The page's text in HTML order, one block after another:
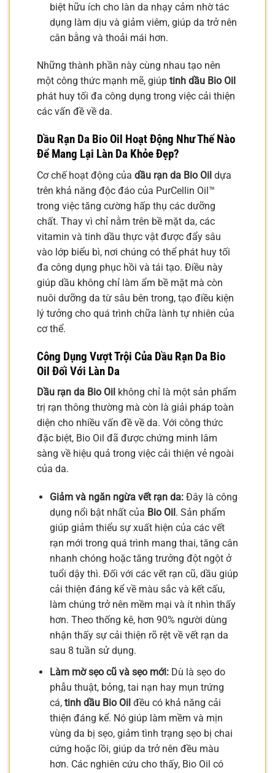
biệt hữu ích cho làn da nhạy cảm nhờ tác
dụng làm dịu và giảm viêm, giúp da trở nên
cân bằng và thoải mái hơn.
Những thành phần này cùng nhau tạo nên
một công thức mạnh mẽ, giúp tinh dầu Bio Oil
phát huy tối đa công dụng trong việc cải thiện
các vấn đề về da.
Dầu Rạn Da Bio Oil Hoạt Động Như Thế Nào
Để Mang Lại Làn Da Khỏe Đẹp?
Cơ chế hoạt động của dầu rạn da Bio Oil dựa
trên khả năng độc đáo của PurCellin Oil™
trong việc tăng cường hấp thụ các dưỡng
chất. Thay vì chỉ nằm trên bề mặt da, các
vitamin và tinh dầu thực vật được đẩy sâu
vào lớp biểu bì, nơi chúng có thể phát huy tối
đa công dụng phục hồi và tái tạo. Điều này
giúp dầu không chỉ làm ẩm bề mặt mà còn
nuôi dưỡng da từ sâu bên trong, tạo điều kiện
lý tưởng cho quá trình chữa lành tự nhiên của
cơ thể.
Công Dụng Vượt Trội Của Dầu Rạn Da Bio
Oil Đối Với Làn Da
Dầu rạn da Bio Oil không chỉ là một sản phẩm
trị rạn thông thường mà còn là giải pháp toàn
diện cho nhiều vấn đề về da. Với công thức
đặc biệt, Bio Oil đã được chứng minh lâm
sàng về hiệu quả trong việc cải thiện vẻ ngoài
của da.
Giảm và ngăn ngừa vết rạn da:Đây là công
dụng nổi bật nhất của Bio Oil. Sản phẩm
giúp giảm thiểu sự xuất hiện của các vết
rạn mới trong quá trình mang thai, tăng cân
nhanh chóng hoặc tăng trưởng đột ngột ở
tuổi dậy thì. Đối với các vết rạn cũ, dầu giúp
cải thiện đáng kể về màu sắc và kết cấu,
làm chúng trở nên mềm mại và ít nhìn thấy
hơn. Theo thống kê, hơn 90% người dùng
nhận thấy sự cải thiện rõ rệt về vết rạn da
sau 8 tuần sử dụng.
Làm mờ sẹo cũ và sẹo mới:Dù là sẹo do
phẫu thuật, bỏng, tai nạn hay mụn trứng
cá, tinh dầu Bio Oilđều có khả năng cải
thiện đáng kể. Nó giúp làm mềm và mịn
vùng da bị sẹo, giảm tình trạng sẹo bị chai
cứng hoặc lồi, giúp da trở nên đều màu
hơn. Các nghiên cứu cho thấy, Bio Oil có